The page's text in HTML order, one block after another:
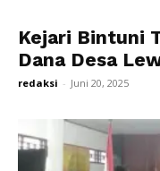
Kejari Bintuni
Dana Desa
redaksi - Juni 20, 2025